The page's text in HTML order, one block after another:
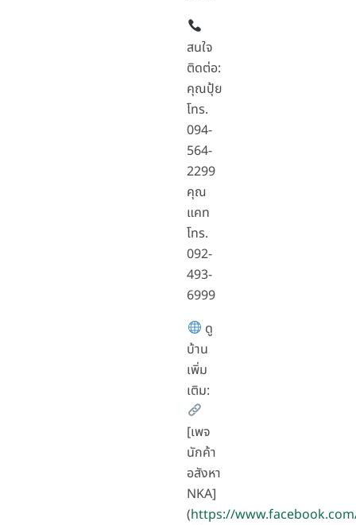
สนใจ
ติดต่อ:
คุณปุ้ย
โทร.
094-
564-
2299
คุณ
แคท
โทร.
092-
493-
6999
ดู
บ้าน
เพิ่ม
เติม:
[เพจ
นักค้า
อสังหา
NKA]
(https://